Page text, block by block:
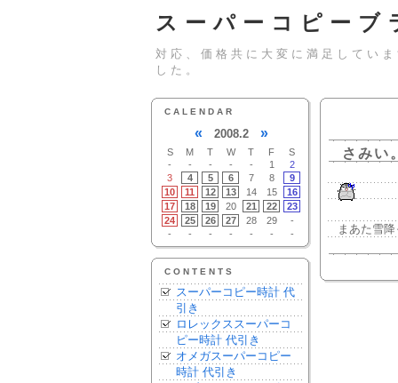
スーパーコピー
対応、価格共に大変に満足してい
した。
さみい
まあた雪
CALENDAR
« 2008.2 »
S M T W T F
S
-
- - - - 1
2
3
4 5 6 7 8
9
10
11 12 13 14 15
16
17
18 19 20 21 22
23
24
25 26 27 28 29
-
-
- - - - - -
CONTENTS
スーパーコピー時計 代
引き
ロレックススーパーコ
ピー時計 代引き
オメガスーパーコピー
時計 代引き